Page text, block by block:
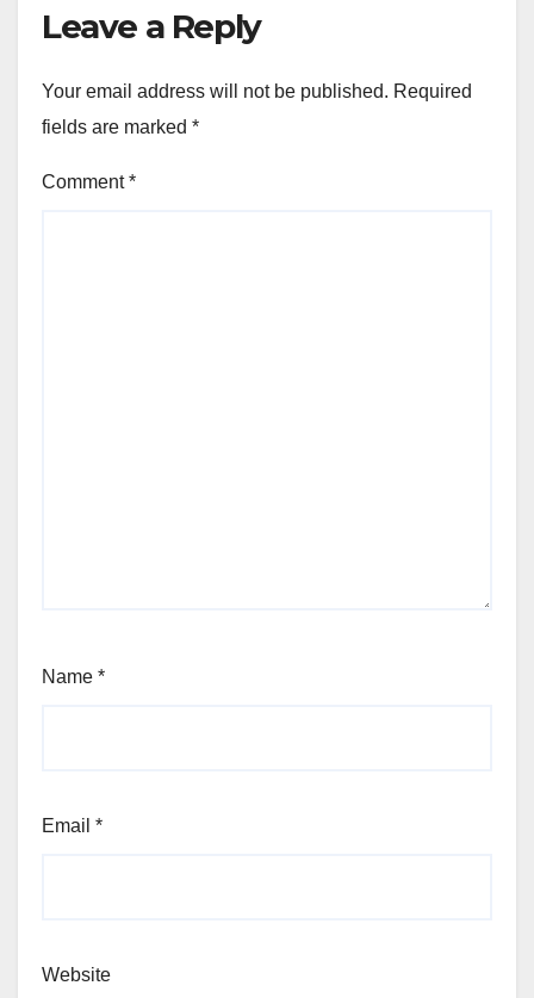
Leave a Reply
Your email address will not be published. Required
fields are marked *
Comment*
Name *
Email *
Website